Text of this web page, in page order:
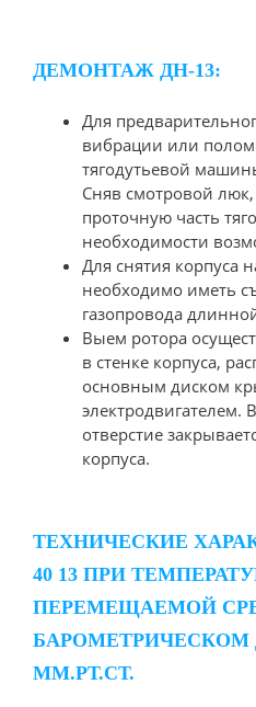
ДЕМОНТАЖ ДН-13:
Для
вибрации или
тягодутьевой
Сняв смотровой
проточную часть
необходимости
Для снятия корпуса
необходимо иметь
газопровода
Выем ротора
в стенке корпуса,
основным диском
электродвигателем.
отверстие
корпуса.
ТЕХНИЧЕСКИЕ
40 13 ПРИ
ПЕРЕМЕЩАЕМОЙ
БАРОМЕТРИЧЕСКОМ
ММ.РТ.СТ.